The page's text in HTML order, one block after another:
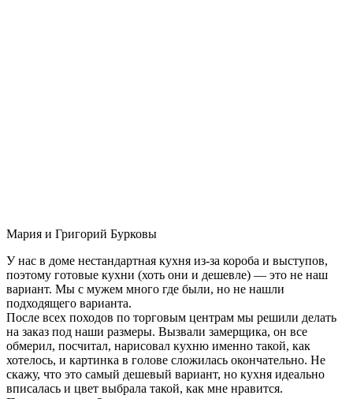
Мария и Григорий Бурковы
У нас в доме нестандартная кухня из-за короба и выступов,
поэтому готовые кухни (хоть они и дешевле) — это не наш
вариант. Мы с мужем много где были, но не нашли
подходящего варианта.
После всех походов по торговым центрам мы решили делать
на заказ под наши размеры. Вызвали замерщика, он все
обмерил, посчитал, нарисовал кухню именно такой, как
хотелось, и картинка в голове сложилась окончательно. Не
скажу, что это самый дешевый вариант, но кухня идеально
вписалась и цвет выбрала такой, как мне нравится.